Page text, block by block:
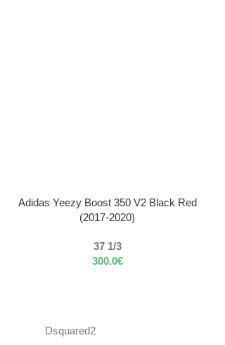
VÝBER MOŽNOSTÍ
Adidas Yeezy Boost 350 V2 Black Red
(2017-2020)
37 1/3
300.0€
Dsquared2